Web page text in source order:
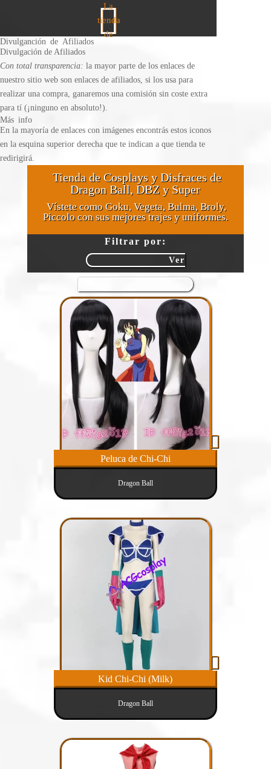
Divulganción de Afiliados
Divulgación de Afiliados
Con total transparencia: la mayor parte de los enlaces de
nuestro sitio web son enlaces de afiliados, si los usa para
realizar una compra, ganaremos una comisión sin coste extra
para tí (¡ninguno en absoluto!).
Más info
En la mayoría de enlaces con imágenes encontrás estos iconos
en la esquina superior derecha que te indican a que tienda te
redirigirá.
Tienda de Cosplays y Disfraces de
Dragon Ball, DBZ y Super
Vístete como Goku, Vegeta, Bulma, Broly,
Piccolo con sus mejores trajes y uniformes.
Filtrar por:
Peluca de Chi-Chi
Dragon Ball
Kid Chi-Chi (Milk)
Dragon Ball